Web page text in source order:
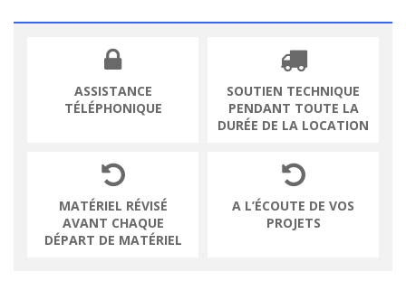
ASSISTANCE
TÉLÉPHONIQUE
SOUTIEN TECHNIQUE
PENDANT TOUTE LA
DURÉE DE LA LOCATION
MATÉRIEL RÉVISÉ
AVANT CHAQUE
DÉPART DE MATÉRIEL
A L’ÉCOUTE DE VOS
PROJETS